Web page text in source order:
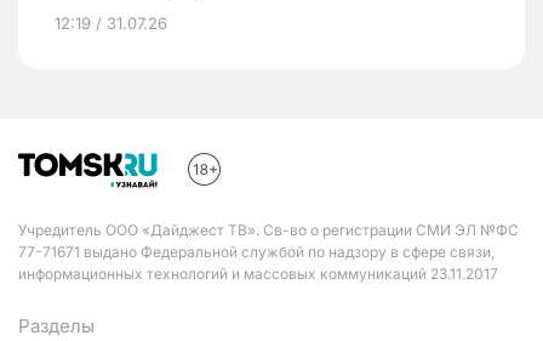
12:19 / 31.07.26
Учредитель ООО «Дайджест ТВ». Св-во о регистрации СМИ ЭЛ №ФС
77-71671 выдано Федеральной службой по надзору в сфере связи,
информационных технологий и массовых коммуникаций 23.11.2017
Разделы